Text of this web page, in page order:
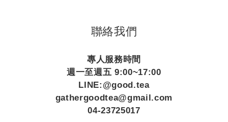
聯絡我們
專人服務時間
週一至週五 9:00~17:00
LINE:@good.tea
gathergoodtea@gmail.com
04-23725017